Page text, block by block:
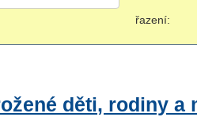
řazení:
děti, rodiny a